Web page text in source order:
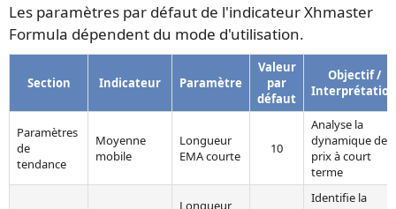
Les paramètres par défaut de l'indicateur Xhmaster
Formula dépendent du mode d'utilisation.
Section Indicateur Paramètre
Valeur
par
défaut
Objectif /
Interprétation
Paramètres
de
tendance
Moyenne
mobile
Longueur
EMA courte
10
Analyse la
dynamique des
prix à court
terme
Longueur
Identifie la